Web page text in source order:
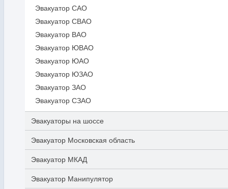
Эвакуатор САО
Эвакуатор СВАО
Эвакуатор ВАО
Эвакуатор ЮВАО
Эвакуатор ЮАО
Эвакуатор ЮЗАО
Эвакуатор ЗАО
Эвакуатор СЗАО
Эвакуаторы на шоссе
Эвакуатор Московская область
Эвакуатор МКАД
Эвакуатор Манипулятор